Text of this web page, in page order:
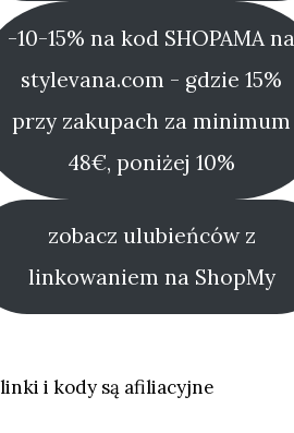
-10-15% na kod SHOPAMA na
stylevana.com - gdzie 15%
przy zakupach za minimum
48€, poniżej 10%
zobacz ulubieńców z
linkowaniem na ShopMy
i kody są afiliacyjne